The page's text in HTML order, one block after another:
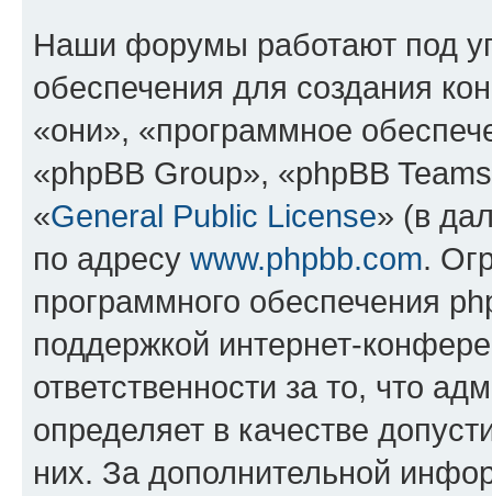
Наши форумы работают под
обеспечения для создания
«они», «программное
«phpBB Group», «phpBB
«General Public License» (в
по адресу www.phpbb.com.
программного обеспечения
поддержкой интернет-
ответственности за то, что
определяет в качестве
них. За дополнительной